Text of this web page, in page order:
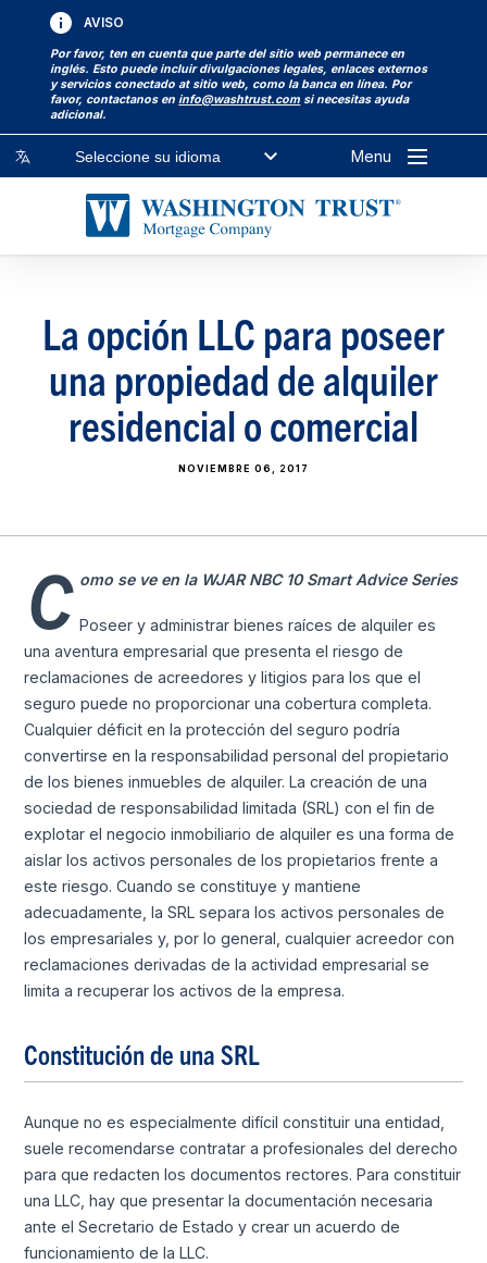
AVISO
Por favor, ten en cuenta que parte del sitio web permanece en
inglés. Esto puede incluir divulgaciones legales, enlaces externos
y servicios conectado at sitio web, como la banca en línea. Por
favor, contactanos eninfo@washtrust.com si necesitas ayuda
adicional.
Seleccione su idioma Menu
La opción LLC para poseer
una propiedad de alquiler
residencial o comercial
NOVIEMBRE 06, 2017
C omo se ve en la WJAR NBC 10 Smart Advice Series
Poseer y administrar bienes raíces de alquiler es
una aventura empresarial que presenta el riesgo de
reclamaciones de acreedores y litigios para los que el
seguro puede no proporcionar una cobertura completa.
Cualquier déficit en la protección del seguro podría
convertirse en la responsabilidad personal del propietario
de los bienes inmuebles de alquiler. La creación de una
sociedad de responsabilidad limitada (SRL) con el fin de
explotar el negocio inmobiliario de alquiler es una forma de
aislar los activos personales de los propietarios frente a
este riesgo. Cuando se constituye y mantiene
adecuadamente, la SRL separa los activos personales de
los empresariales y, por lo general, cualquier acreedor con
reclamaciones derivadas de la actividad empresarial se
limita a recuperar los activos de la empresa.
Constitución de una SRL
Aunque no es especialmente difícil constituir una entidad,
suele recomendarse contratar a profesionales del derecho
para que redacten los documentos rectores. Para constituir
una LLC, hay que presentar la documentación necesaria
ante el Secretario de Estado y crear un acuerdo de
funcionamiento de la LLC.